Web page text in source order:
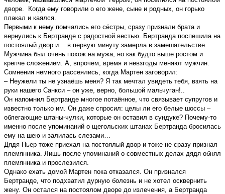
дворе. Когда ему говорили о его жене, сыне и родных, он горько
плакал и каялся.
Первыми к нему помчались его сёстры, сразу признали брата и
вернулись к Бертранде с радостной вестью. Бертранда поспешила на
постоялый двор и… в первую минуту замерла в замешательстве.
Мужчина был очень похож на мужа, но как будто выше ростом и
крепче сложением. А, впрочем, время и невзгоды меняют мужчин.
Сомнения немного рассеялись, когда Мартен заговорил:
– Неужели ты не узнаёшь меня? Я так мечтал увидеть тебя, взять на
руки нашего Санкси – он уже, верно, большой мальчуган!..
Он напомнил Бертранде многое потаённое, что связывает супругов и
известно только им. Он даже спросил: целы ли его белые шоссы –
облегающие штаны-чулки, которые он оставил в сундуке? Почему-то
именно после упоминаний о щегольских штанах Бертранда бросилась
ему на шею и залилась слезами…
Дядя Пьер тоже приехал на постоялый двор и тоже не сразу признал
племянника. Лишь после упоминаний о совместных делах дядя обнял
племянника и прослезился.
Однако ехать домой Мартен пока отказался. Он признался
Бертранде, что подхватил дурную болезнь и не хотел осквернить
жену. Он остался на постоялом дворе до излечения, а Бертранда